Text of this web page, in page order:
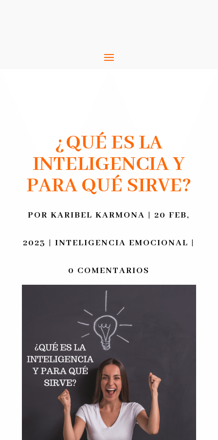
¿QUÉ ES LA
INTELIGENCIA Y
PARA QUÉ SIRVE?
PORKARIBEL KARMONA | 20 FEB,
2023 |INTELIGENCIA EMOCIONAL |
0 COMENTARIOS